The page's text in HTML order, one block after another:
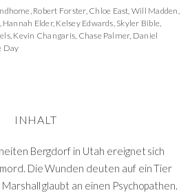
Robert Forster, Chloe East Will Madden
Hannah Elder, Kelsey Edwards Skyler Bible
, Kevin Changaris Chase Palmer, Daniel
Day
INHALT
Bergdorf in Utah ereignet sich
Die Wunden deuten auf ein Tier
glaubt an einen Psychopathen.